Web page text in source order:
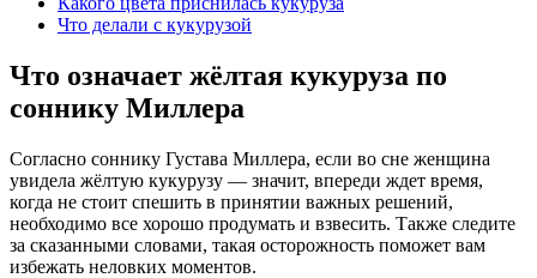
Что делали с кукурузой
Что означает жёлтая кукуруза по
соннику Миллера
Согласно соннику Густава Миллера, если во сне женщина
увидела жёлтую кукурузу — значит, впереди ждет время,
когда не стоит спешить в принятии важных решений,
необходимо все хорошо продумать и взвесить. Также следите
за сказанными словами, такая осторожность поможет вам
избежать неловких моментов.